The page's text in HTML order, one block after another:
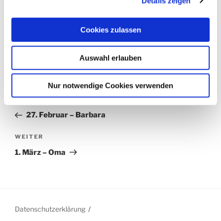
Cookies zulassen
Auswahl erlauben
Nur notwendige Cookies verwenden
SCHLAGWÖRTER
365 UND 1 TAG,BAUM,ERZÄHLUNGEN
SCHILLING,SHORTSTORY
Beitragsnavigation
Vorheriger
Beitrag
ZURÜCK
27. Februar – Barbara
Nächster
Beitrag
WEITER
1. März – Oma
Datenschutzerklärung